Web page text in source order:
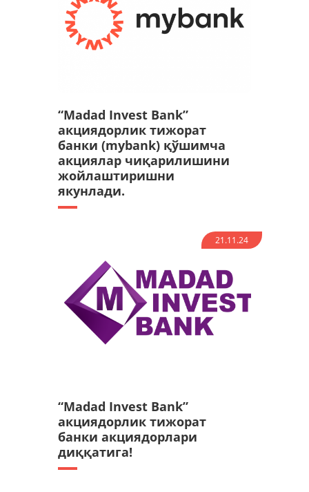
“Madad Invest Bank”
акциядорлик тижорат
банки (mybank) қўшимча
акциялар чиқарилишини
жойлаштиришни
якунлади.
21.11.24
“Madad Invest Bank”
акциядорлик тижорат
банки акциядорлари
диққатига!